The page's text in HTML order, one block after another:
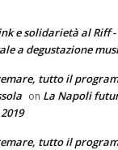
e solidarietà al Riff -
a degustazione
tutto il
on La Napoli
tutto il